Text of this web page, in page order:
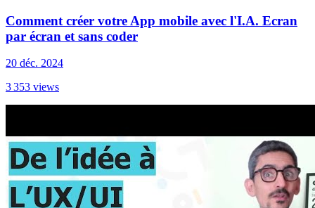
Comment créer votre App mobile avec l'I.A. Ecran
par écran et sans coder
20 déc. 2024
3 353 views